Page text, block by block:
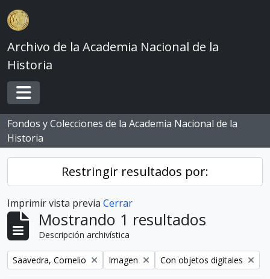
Skip to main content
Archivo de la Academia Nacional de la
Historia
Toggle navigation
Fondos y Colecciones de la Academia Nacional de la
Historia
Restringir resultados por:
Imprimir vista previa Cerrar
Mostrando 1 resultados
Descripción archivística
Remove filter:
Saavedra, Cornelio Remove filter:
Imagen Remove filter:
Con objetos digitales